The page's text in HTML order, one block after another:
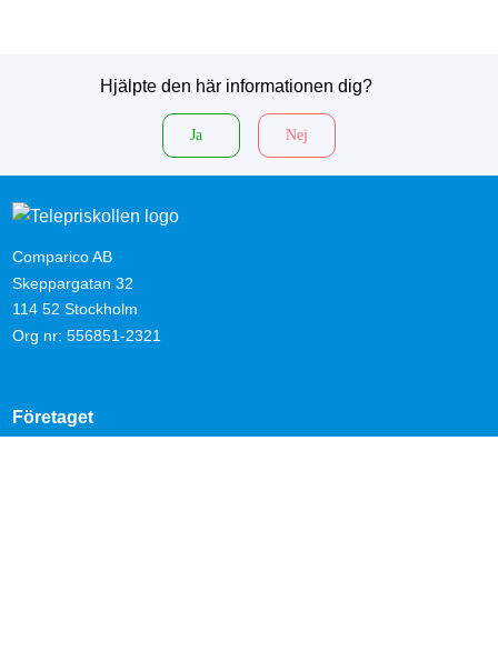
Hjälpte den här informationen dig?
Ja Nej
Comparico AB
Skeppargatan 32
114 52 Stockholm
Org nr: 556851-2321
Företaget